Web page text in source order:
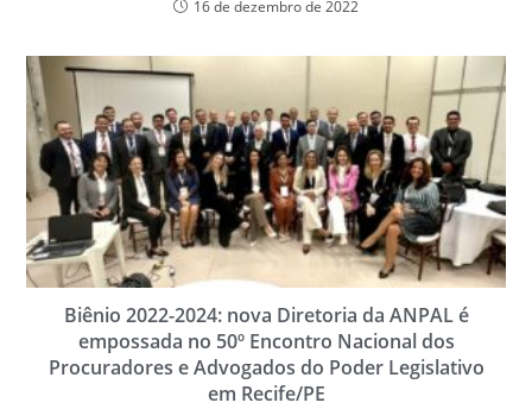
16 de dezembro de 2022
Biênio 2022-2024: nova Diretoria da ANPAL é
empossada no 50º Encontro Nacional dos
Procuradores e Advogados do Poder Legislativo
em Recife/PE